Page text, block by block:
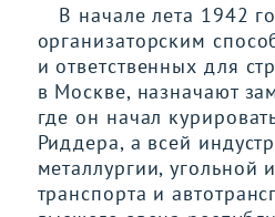
В начале лета 1942
организаторским
и ответственных для
в Москве, назначают
где он начал
Риддера, а всей
металлургии,
транспорта и